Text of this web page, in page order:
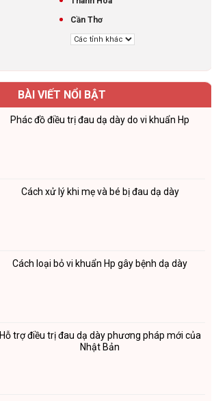
Cần Thơ
BÀI VIẾT NỔI BẬT
Phác đồ điều trị đau dạ dày do vi khuẩn Hp
Cách xử lý khi mẹ và bé bị đau dạ dày
Cách loại bỏ vi khuẩn Hp gây bệnh dạ dày
Hỗ trợ điều trị đau dạ dày phương pháp mới của
Nhật Bản